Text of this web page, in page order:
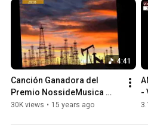
4:41
Canción Ganadora del
Premio NossideMusica
2010 - Ecología a Punto de
30K views • 15 years ago
-